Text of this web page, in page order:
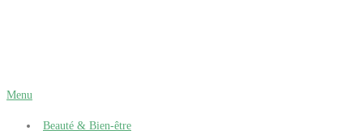
Menu
Beauté & Bien-être